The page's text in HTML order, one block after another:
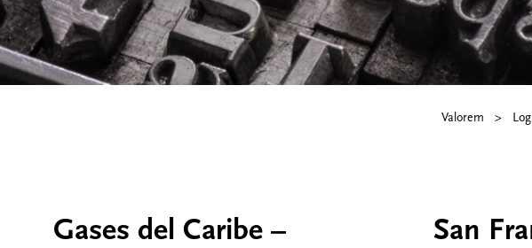
Valorem >
Gases del Caribe –
San